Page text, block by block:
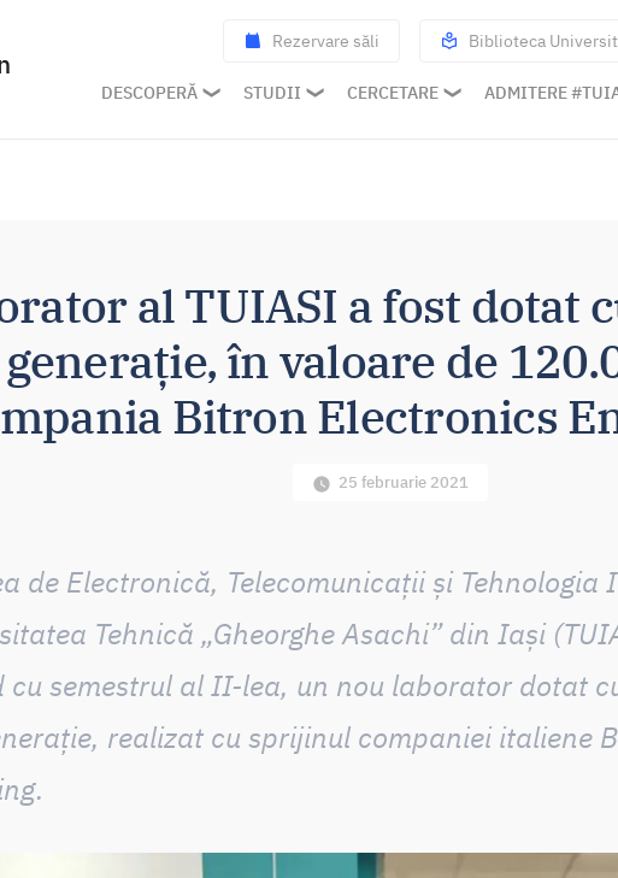
Rezervare săli Biblioteca
DESCOPERĂ STUDII CERCETARE ADMITERE
al TUIASI a fost dotat
în valoare de
Bitron Electronics
25 februarie 2021
de Electronică, Telecomunicații și Tehnologia
Tehnică „Gheorghe Asachi” din Iași
cu semestrul al II-lea, un nou laborator dotat
realizat cu sprijinul companiei italiene